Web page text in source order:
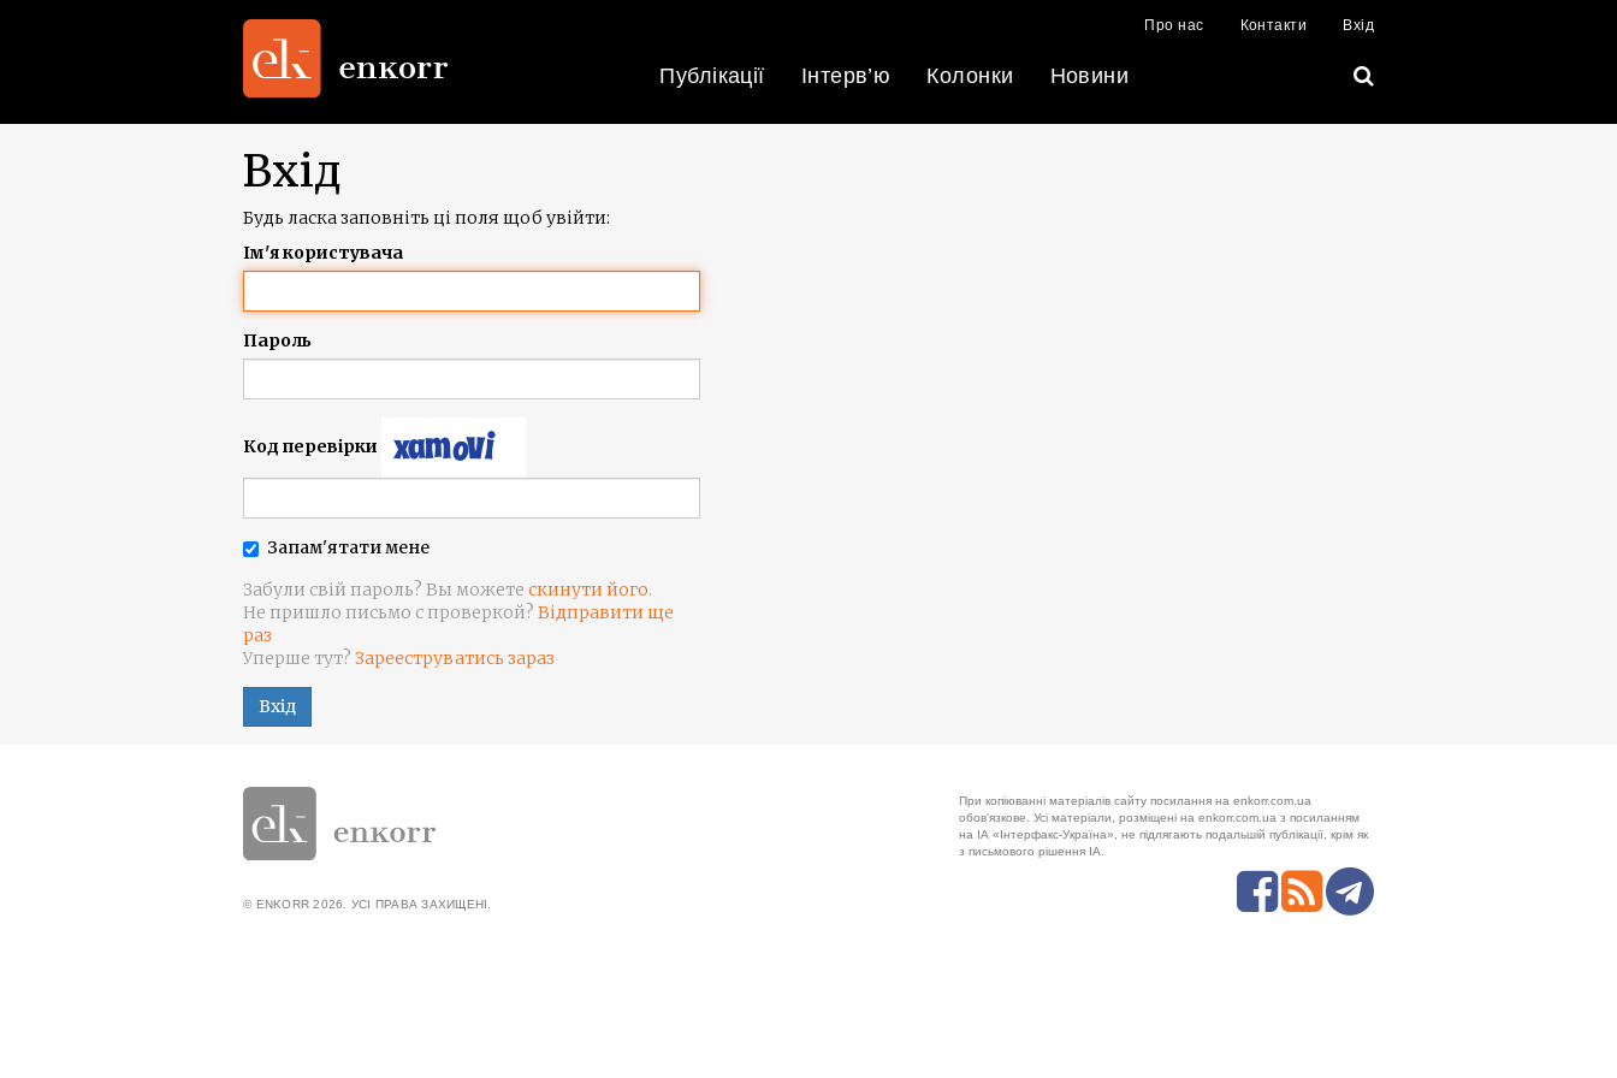
Про нас Контакти Вхід
Публікації Інтерв’ю Колонки Новини
Вхід
Будь ласка заповніть ці поля щоб увійти:
Ім'я користувача
Пароль
Код перевірки
Запам'ятати мене
Забули свій пароль? Вы можете скинути його.
Не пришло письмо с проверкой? Відправити ще
раз
Уперше тут? Зарееструватись зараз
Вхід
При копіюванні матеріалів сайту посилання на enkorr.com.ua
обов'язкове. Усі матеріали, розміщені на enkorr.com.ua з посиланням
на ІА «Інтерфакс-Україна», не підлягають подальшій публікації, крім як
з письмового рішення ІА.
© ENKORR 2026. УСІ ПРАВА ЗАХИЩЕНІ.